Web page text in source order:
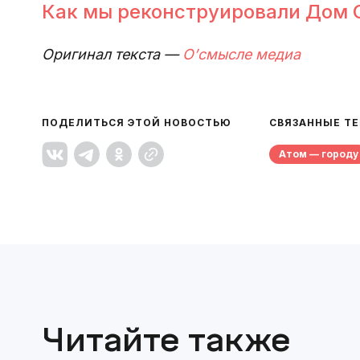
Как мы реконструировали Дом
Оригинал текста — О’смысле медиа
ПОДЕЛИТЬСЯ ЭТОЙ НОВОСТЬЮ СВЯЗАННЫЕ
Атом — городу
Читайте также